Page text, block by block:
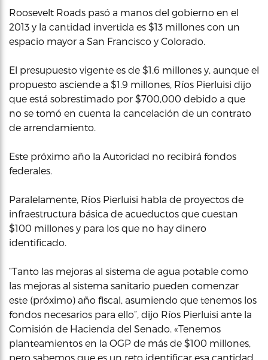
Roosevelt Roads pasó a manos del gobierno en el
2013 y la cantidad invertida es $13 millones con un
espacio mayor a San Francisco y Colorado.
El presupuesto vigente es de $1.6 millones y, aunque el
propuesto asciende a $1.9 millones, Ríos Pierluisi dijo
que está sobrestimado por $700,000 debido a que
no se tomó en cuenta la cancelación de un contrato
de arrendamiento.
Este próximo año la Autoridad no recibirá fondos
federales.
Paralelamente, Ríos Pierluisi habla de proyectos de
infraestructura básica de acueductos que cuestan
$100 millones y para los que no hay dinero
identificado.
“Tanto las mejoras al sistema de agua potable como
las mejoras al sistema sanitario pueden comenzar
este (próximo) año fiscal, asumiendo que tenemos los
fondos necesarios para ello”, dijo Ríos Pierluisi ante la
Comisión de Hacienda del Senado. «Tenemos
planteamientos en la OGP de más de $100 millones,
pero sabemos que es un reto identificar esa cantidad